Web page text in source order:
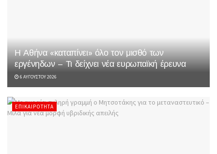
Η Αθήνα «καταπίνει» όλο τον μισθό των
εργένηδων – Τι δείχνει νέα ευρωπαϊκή έρευνα
6 ΑΥΓΟΎΣΤΟΥ 2026
ΕΠΙΚΑΙΡΌΤΗΤΑ